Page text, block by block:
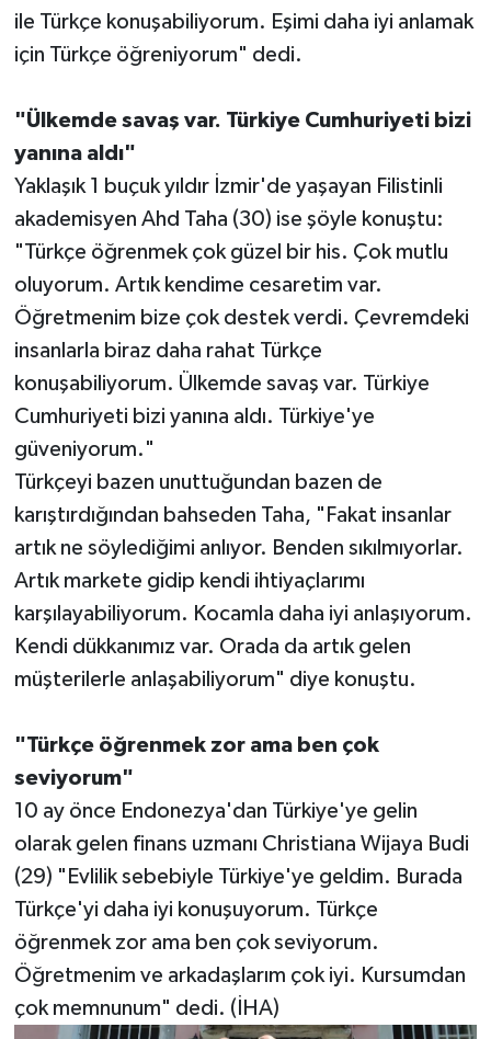
ile Türkçe konuşabiliyorum. Eşimi daha iyi anlamak
için Türkçe öğreniyorum" dedi.
"Ülkemde savaş var. Türkiye Cumhuriyeti bizi
yanına aldı"
Yaklaşık 1 buçuk yıldır İzmir'de yaşayan Filistinli
akademisyen Ahd Taha (30) ise şöyle konuştu:
"Türkçe öğrenmek çok güzel bir his. Çok mutlu
oluyorum. Artık kendime cesaretim var.
Öğretmenim bize çok destek verdi. Çevremdeki
insanlarla biraz daha rahat Türkçe
konuşabiliyorum. Ülkemde savaş var. Türkiye
Cumhuriyeti bizi yanına aldı. Türkiye'ye
güveniyorum."
Türkçeyi bazen unuttuğundan bazen de
karıştırdığından bahseden Taha, "Fakat insanlar
artık ne söylediğimi anlıyor. Benden sıkılmıyorlar.
Artık markete gidip kendi ihtiyaçlarımı
karşılayabiliyorum. Kocamla daha iyi anlaşıyorum.
Kendi dükkanımız var. Orada da artık gelen
müşterilerle anlaşabiliyorum" diye konuştu.
"Türkçe öğrenmek zor ama ben çok
seviyorum"
10 ay önce Endonezya'dan Türkiye'ye gelin
olarak gelen finans uzmanı Christiana Wijaya Budi
(29) "Evlilik sebebiyle Türkiye'ye geldim. Burada
Türkçe'yi daha iyi konuşuyorum. Türkçe
öğrenmek zor ama ben çok seviyorum.
Öğretmenim ve arkadaşlarım çok iyi. Kursumdan
çok memnunum" dedi. (İHA)